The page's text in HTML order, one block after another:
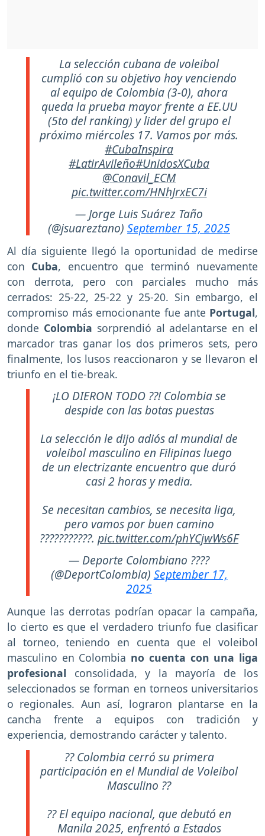
La selección cubana de voleibol
cumplió con su objetivo hoy venciendo
al equipo de Colombia (3-0), ahora
queda la prueba mayor frente a EE.UU
(5to del ranking) y lider del grupo el
próximo miércoles 17. Vamos por más.
#CubaInspira
#LatirAvileño#UnidosXCuba
@Conavil_ECM
pic.twitter.com/HNhJrxEC7i
— Jorge Luis Suárez Taño
(@jsuareztano) September 15, 2025
Al día siguiente llegó la oportunidad de medirse
con Cuba, encuentro que terminó nuevamente
con derrota, pero con parciales mucho más
cerrados: 25-22, 25-22 y 25-20. Sin embargo, el
compromiso más emocionante fue ante Portugal,
donde Colombia sorprendió al adelantarse en el
marcador tras ganar los dos primeros sets, pero
finalmente, los lusos reaccionaron y se llevaron el
triunfo en el tie-break.
¡LO DIERON TODO ??! Colombia se
despide con las botas puestas
La selección le dijo adiós al mundial de
voleibol masculino en Filipinas luego
de un electrizante encuentro que duró
casi 2 horas y media.
Se necesitan cambios, se necesita liga,
pero vamos por buen camino
???????????. pic.twitter.com/phYCjwWs6F
— Deporte Colombiano ????
(@DeportColombia) September 17,
2025
Aunque las derrotas podrían opacar la campaña,
lo cierto es que el verdadero triunfo fue clasificar
al torneo, teniendo en cuenta que el voleibol
masculino en Colombia no cuenta con una liga
profesional consolidada, y la mayoría de los
seleccionados se forman en torneos universitarios
o regionales. Aun así, lograron plantarse en la
cancha frente a equipos con tradición y
experiencia, demostrando carácter y talento.
?? Colombia cerró su primera
participación en el Mundial de Voleibol
Masculino ??
?? El equipo nacional, que debutó en
Manila 2025, enfrentó a Estados